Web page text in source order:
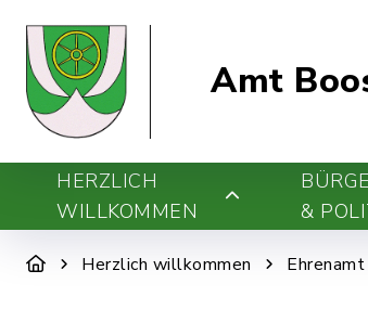
Amt
HERZLICH
WILLKOMMEN
&
Herzlich willkommen